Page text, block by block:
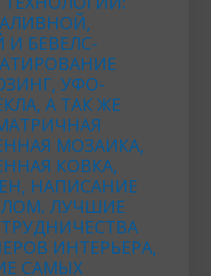
БЕВЕЛС-
УФО-
А ТАК ЖЕ
МОЗАИКА,
КОВКА,
НАПИСАНИЕ
ЛУЧШИЕ
ИНТЕРЬЕРА,
САМЫХ